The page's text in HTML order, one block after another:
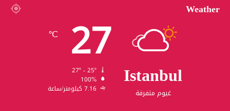
Weather
Istanbul
غيوم متفرقة
27
℃
100%
7.16 كيلومتر/ساعة